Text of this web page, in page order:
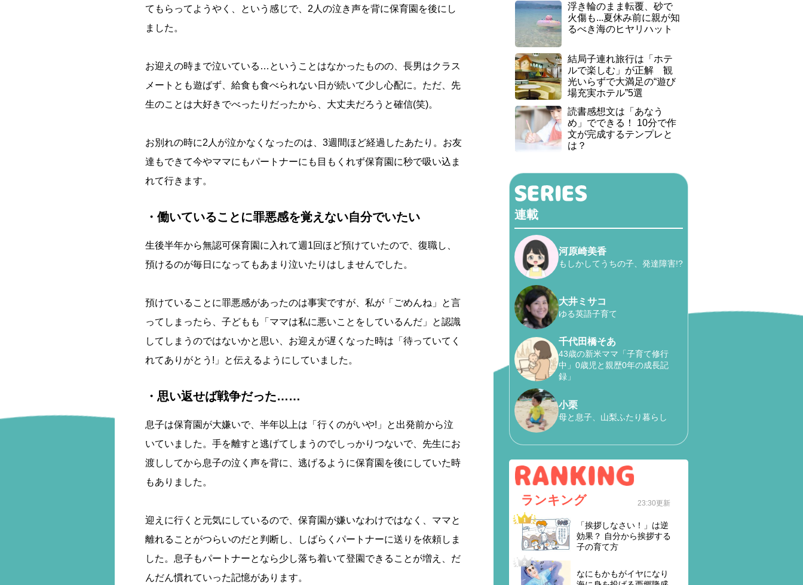
てもらってようやく、という感じで、2人の泣き声を背に保育園を後にし
ました。
お迎えの時まで泣いている…ということはなかったものの、長男はクラス
メートとも遊ばず、給食も食べられない日が続いて少し心配に。ただ、先
生のことは大好きでべったりだったから、大丈夫だろうと確信(笑)。
お別れの時に2人が泣かなくなったのは、3週間ほど経過したあたり。お友
達もできて今やママにもパートナーにも目もくれず保育園に秒で吸い込ま
れて行きます。
・働いていることに罪悪感を覚えない自分でいたい
生後半年から無認可保育園に入れて週1回ほど預けていたので、復職し、
預けるのが毎日になってもあまり泣いたりはしませんでした。
預けていることに罪悪感があったのは事実ですが、私が「ごめんね」と言
ってしまったら、子どもも「ママは私に悪いことをしているんだ」と認識
してしまうのではないかと思い、お迎えが遅くなった時は「待っていてく
れてありがとう!」と伝えるようにしていました。
・思い返せば戦争だった……
息子は保育園が大嫌いで、半年以上は「行くのがいや!」と出発前から泣
いていました。手を離すと逃げてしまうのでしっかりつないで、先生にお
渡ししてから息子の泣く声を背に、逃げるように保育園を後にしていた時
もありました。
迎えに行くと元気にしているので、保育園が嫌いなわけではなく、ママと
離れることがつらいのだと判断し、しばらくパートナーに送りを依頼しま
した。息子もパートナーとなら少し落ち着いて登園できることが増え、だ
んだん慣れていった記憶があります。
浮き輪のまま転覆、砂で
火傷も...夏休み前に親が知
るべき海のヒヤリハット
結局子連れ旅行は「ホテ
ルで楽しむ」が正解 観
光いらずで大満足の“遊び
場充実ホテル”5選
読書感想文は「あなう
め」でできる！ 10分で作
文が完成するテンプレと
は？
連載
河原崎美香
もしかしてうちの子、発達障害!?
大井ミサコ
ゆる英語子育て
千代田橋そあ
43歳の新米ママ「子育て修行
中」0歳児と親歴0年の成長記
録」
小栗
母と息子、山梨ふたり暮らし
ランキング 23:30更新
「挨拶しなさい！」は逆
効果？ 自分から挨拶する
子の育て方
なにもかもがイヤになり